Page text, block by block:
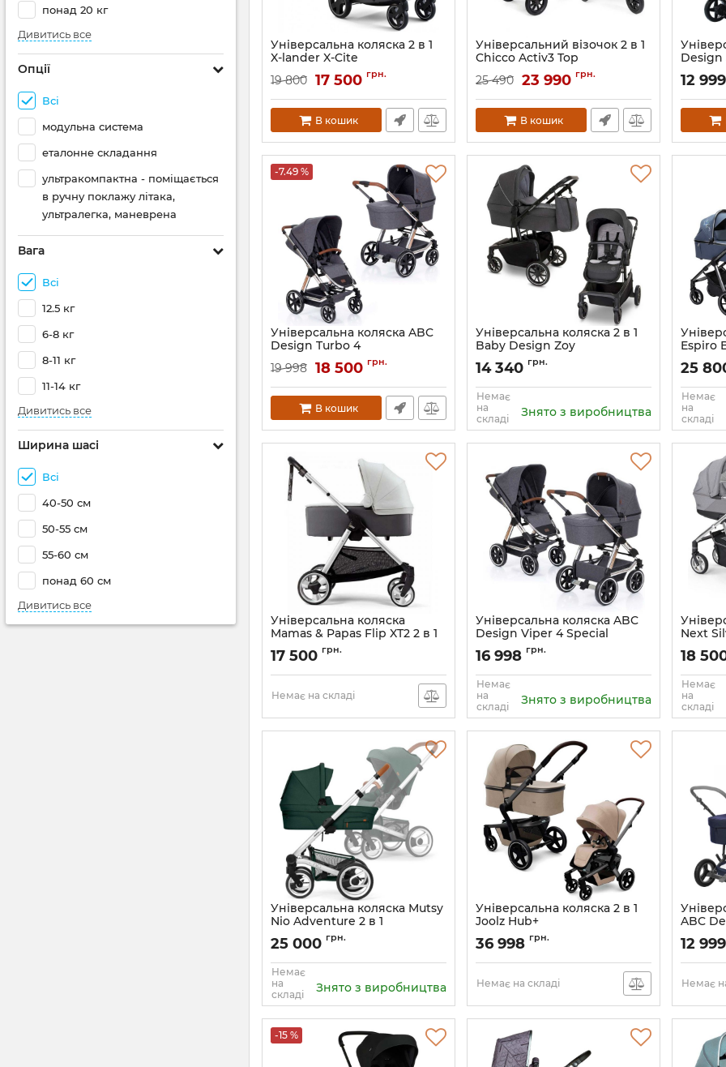
понад 20 кг
Дивитись все
Опції
Всі
модульна система
еталонне складання
ультракомпактна - поміщається
в ручну поклажу літака,
ультралегка, маневрена
Вага
Всі
12.5 кг
6-8 кг
8-11 кг
11-14 кг
Дивитись все
Ширина шасі
Всі
40-50 см
50-55 см
55-60 см
понад 60 см
Дивитись все
Універсальна коляска 2 в 1
X-lander X-Cite
19 800 17 500 грн.
В кошик
Універсальний візочок 2 в 1
Chicco Activ3 Top
Артикул: 87154.31.01
25 490 23 990 грн.
В кошик
Design
Артикул:
12 999
-7.49 %
Універсальна коляска ABC
Design Turbo 4
Артикул: 1200144/1907
19 998 18 500 грн.
В кошик
Універсальна коляска 2 в 1
Baby Design Zoy
Артикул:204166
14 340 грн.
Немає
на
складі
Знято з виробництва
Espiro
Артикул:
25
Немає
на
складі
Універсальна коляска
Mamas & Papas Flip XT2 2 в 1
17 500 грн.
Немає на складі
Універсальна коляска ABC
Design Viper 4 Special
Edition Diamond 2 в 1
Артикул:1200094/1907
16 998 грн.
Немає
на
складі
Знято з виробництва
Next
Артикул:
18
Немає
на
складі
Універсальна коляска Mutsy
Nio Adventure 2 в 1
25 000 грн.
Немає
на
складі
Знято з виробництва
Універсальна коляска 2 в 1
Joolz Hub+
Артикул:900291-900290
36 998 грн.
Немає на складі
ABC
Артикул:
12 999
Немає
-15 %